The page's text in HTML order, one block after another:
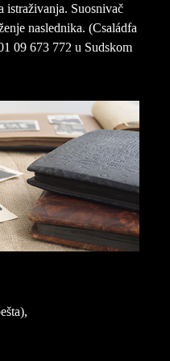
istraživanja. Suosnivač
naslednika. (Családfa
09 673 772 u Sudskom